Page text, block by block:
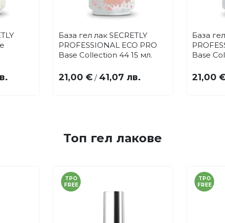
Добави
в
любими
Купи
База гел лак SECRETLY
PROFESSIONAL ECO PRO
Base Collection 44 15 мл.
21,00 € / 41,07 лв.
База
Base
21,00
Топ гел лакове
TPO
FREE
TPO
FREE